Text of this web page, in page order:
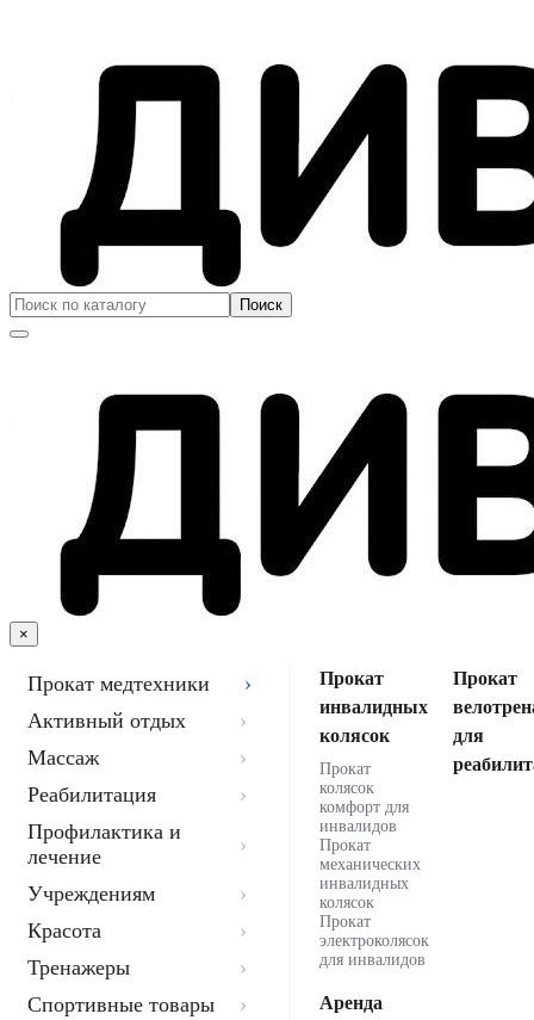
×
Прокат медтехники
Активный отдых
Массаж
Реабилитация
Профилактика и
лечение
Учреждениям
Красота
Тренажеры
Спортивные товары
Прокат
инвалидных
колясок
Прокат
колясок
комфорт для
инвалидов
Прокат
механических
инвалидных
колясок
Прокат
электроколясок
для инвалидов
Прокат
для
Аренда